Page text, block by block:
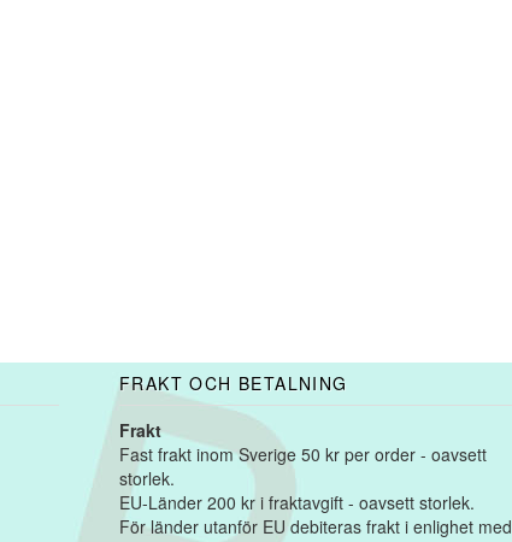
FRAKT OCH BETALNING
Frakt
Fast frakt inom Sverige 50 kr per order - oavsett
storlek.
EU-Länder 200 kr i fraktavgift - oavsett storlek.
För länder utanför EU debiteras frakt i enlighet med